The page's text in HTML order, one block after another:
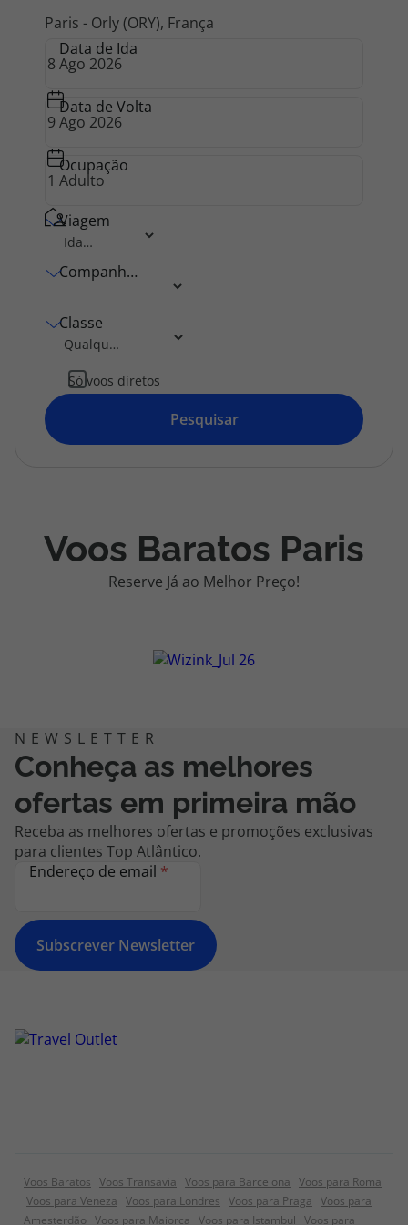
Agências
Contactos
Apoio ao cliente em Portugal
218 925 471
Custo de uma chamada para a rede fixa nacional.
Apoio ao cliente no Estrangeiro
218 925 471
A sua agência de viagens Top Atlântico tem a preocupação de estar
na marcação das suas viagens, tem ainda ao seu dispor o nosso call
center a funcionar todos os dias úteis das 10:00 às 20:00 e Sábado
das 10:00 às 14:00.
topatlantico@topatlantico.com
Paris - Orly (ORY), França
Data de Ida
Data de Volta
Ocupação
Viagem
Companhia Aérea
Classe
Só voos diretos
Pesquisar
Voos Baratos Paris
Reserve Já ao Melhor Preço!
Conheça as melhores
ofertas em primeira mão
Receba as melhores ofertas e promoções exclusivas
para clientes Top Atlântico.
Endereço de email *
Subscrever Newsletter
Voos Baratos Voos Transavia Voos para Barcelona Voos para Roma
Voos para Veneza Voos para Londres Voos para Praga Voos para
Amesterdão Voos para Maiorca Voos para Istambul Voos para